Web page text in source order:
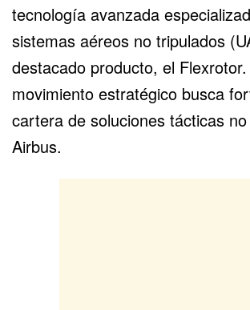
tecnología avanzada
sistemas aéreos no tripulados
destacado producto, el
movimiento estratégico busca
cartera de soluciones tácticas
Airbus.